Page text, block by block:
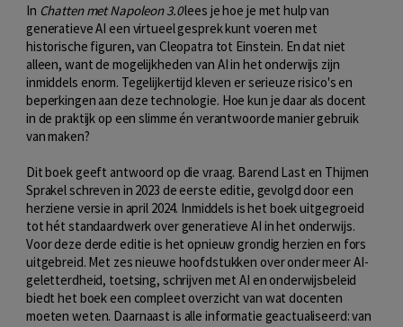
In Chatten met Napoleon 3.0lees je hoe je met hulp van
generatieve AI een virtueel gesprek kunt voeren met
historische figuren, van Cleopatra tot Einstein. En dat niet
alleen, want de mogelijkheden van AI in het onderwijs zijn
inmiddels enorm. Tegelijkertijd kleven er serieuze risico's en
beperkingen aan deze technologie. Hoe kun je daar als docent
in de praktijk op een slimme én verantwoorde manier gebruik
van maken?
Dit boek geeft antwoord op die vraag. Barend Last en Thijmen
Sprakel schreven in 2023 de eerste editie, gevolgd door een
herziene versie in april 2024. Inmiddels is het boek uitgegroeid
tot hét standaardwerk over generatieve AI in het onderwijs.
Voor deze derde editie is het opnieuw grondig herzien en fors
uitgebreid. Met zes nieuwe hoofdstukken over onder meer AI-
geletterdheid, toetsing, schrijven met AI en onderwijsbeleid
biedt het boek een compleet overzicht van wat docenten
moeten weten. Daarnaast is alle informatie geactualiseerd: van